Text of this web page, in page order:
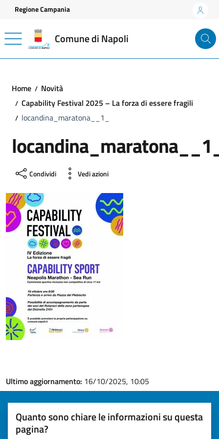
Vai ai contenuti
Vai al footer
Regione Campania
Comune di Napoli
Home
Novità
Capability Festival 2025 – La forza di essere fragili
locandina_maratona__1_
Condividi Vedi azioni
Ultimo aggiornamento: 16/10/2025, 10:05
Quanto sono chiare le informazioni su questa
pagina?